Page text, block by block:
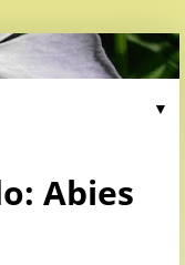
▼
Abies